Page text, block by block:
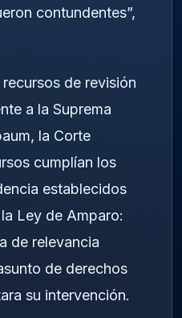
contundentes”,
de revisión
a la Suprema
la Corte
cumplían los
establecidos
Ley de Amparo:
de relevancia
de derechos
su intervención.